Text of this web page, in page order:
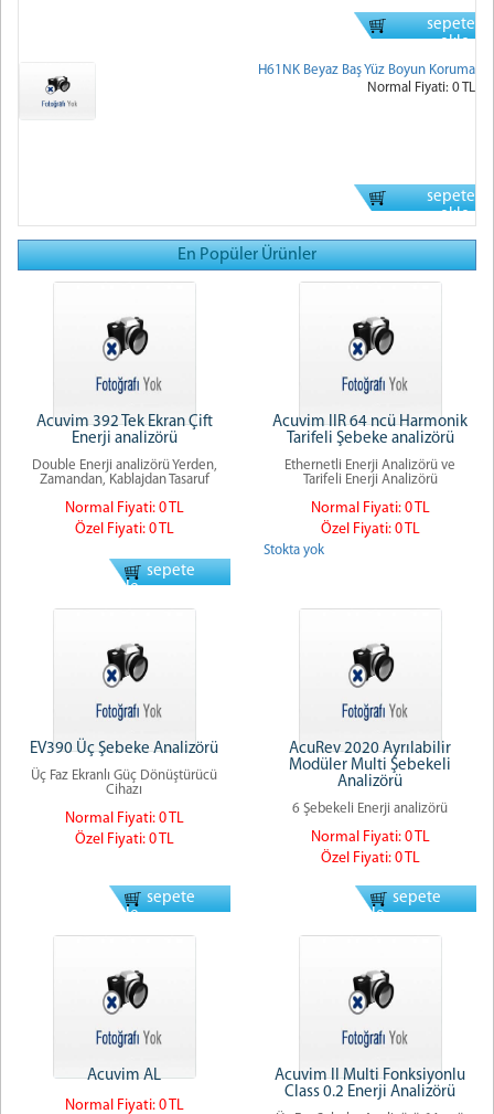
sepete
ekle
H61NK Beyaz Baş Yüz Boyun Koruma
Normal Fiyati: 0 TL
sepete
ekle
En Popüler Ürünler
Acuvim 392 Tek Ekran Çift
Enerji analizörü
Double Enerji analizörü Yerden,
Zamandan, Kablajdan Tasaruf
Normal Fiyati: 0 TL
Özel Fiyati: 0 TL
sepete
ekle
Acuvim IIR 64 ncü Harmonik
Tarifeli Şebeke analizörü
Ethernetli Enerji Analizörü ve
Tarifeli Enerji Analizörü
Normal Fiyati: 0 TL
Özel Fiyati: 0 TL
Stokta yok
EV390 Üç Şebeke Analizörü
Üç Faz Ekranlı Güç Dönüştürücü
Cihazı
Normal Fiyati: 0 TL
Özel Fiyati: 0 TL
sepete
ekle
AcuRev 2020 Ayrılabilir
Modüler Multi Şebekeli
Analizörü
6 Şebekeli Enerji analizörü
Normal Fiyati: 0 TL
Özel Fiyati: 0 TL
sepete
ekle
Acuvim AL
Normal Fiyati: 0 TL
Acuvim II Multi Fonksiyonlu
Class 0.2 Enerji Analizörü